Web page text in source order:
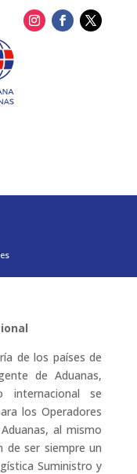
de los países de
de Aduanas,
internacional se
los Operadores
al mismo
de ser siempre un
Suministro y